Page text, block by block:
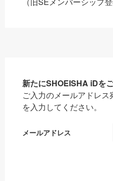
新たにSHOEISHA iDを
ご入力のメールアドレ
を入力してください。
メールアドレス